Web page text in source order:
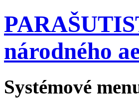
národného
Systémové